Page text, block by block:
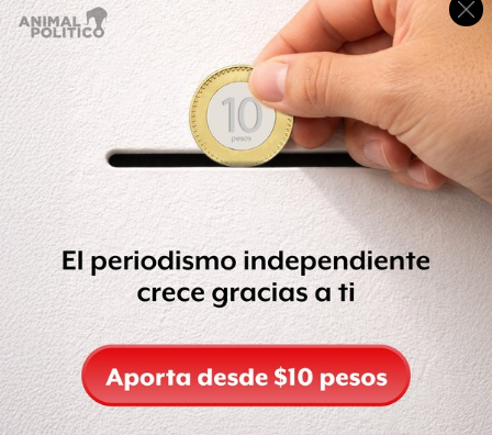
a Mubarak, pero la fiscalía apeló la decisión.
Mubarak estaba acusado de incitar al asesinato de